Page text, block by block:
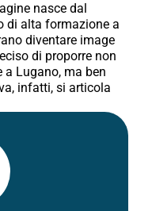
nasce dal
di alta formazione a
diventare image
di proporre non
a Lugano, ma ben
infatti, si articola